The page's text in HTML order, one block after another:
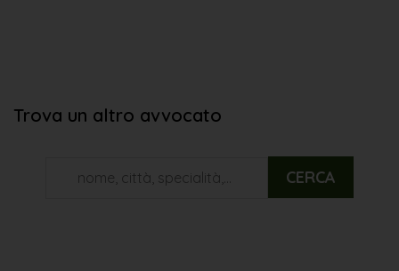
Trova un altro avvocato
CERCA